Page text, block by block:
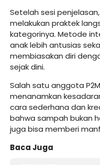
Setelah sesi
melakukan praktek
kategorinya. Metode
anak lebih antusias
membiasakan diri
sejak dini.
Salah satu anggota
menanamkan
cara sederhana dan
bahwa sampah bukan
juga bisa memberi
Baca Juga